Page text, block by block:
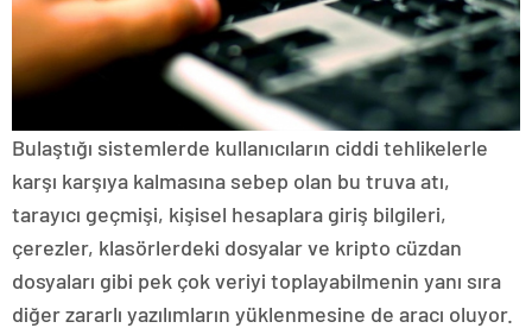
Bulaştığı sistemlerde kullanıcıların ciddi tehlikelerle
karşı karşıya kalmasına sebep olan bu truva atı,
tarayıcı geçmişi, kişisel hesaplara giriş bilgileri,
çerezler, klasörlerdeki dosyalar ve kripto cüzdan
dosyaları gibi pek çok veriyi toplayabilmenin yanı sıra
diğer zararlı yazılımların yüklenmesine de aracı oluyor.